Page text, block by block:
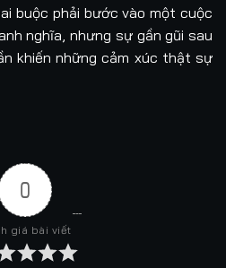
buộc phải bước vào một cuộc
nghĩa, nhưng sự gần gũi sau
khiến những cảm xúc thật sự
0
giá bài viết